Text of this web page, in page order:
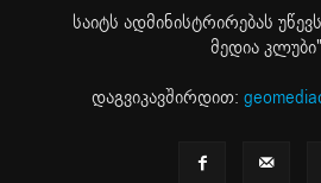
საიტს ადმინისტრირებას
მედია კლუბი"
დაგვიკავშირდით: